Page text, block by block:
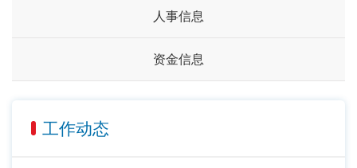
人事信息
资金信息
工作动态